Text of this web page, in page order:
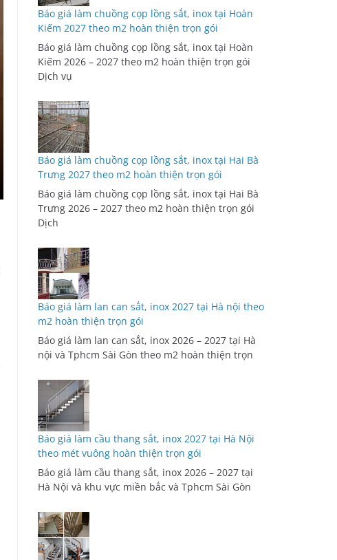
Báo giá làm chuồng cọp lồng sắt, inox tại Hoàn
Kiếm 2027 theo m2 hoàn thiện trọn gói
Báo giá làm chuồng cọp lồng sắt, inox tại Hoàn
Kiếm 2026 – 2027 theo m2 hoàn thiện trọn gói
Dịch vụ
Báo giá làm chuồng cọp lồng sắt, inox tại Hai Bà
Trưng 2027 theo m2 hoàn thiện trọn gói
Báo giá làm chuồng cọp lồng sắt, inox tại Hai Bà
Trưng 2026 – 2027 theo m2 hoàn thiện trọn gói
Dịch
Báo giá làm lan can sắt, inox 2027 tại Hà nội theo
m2 hoàn thiện trọn gói
Báo giá làm lan can sắt, inox 2026 – 2027 tại Hà
nội và Tphcm Sài Gòn theo m2 hoàn thiện trọn
Báo giá làm cầu thang sắt, inox 2027 tại Hà Nội
theo mét vuông hoàn thiện trọn gói
Báo giá làm cầu thang sắt, inox 2026 – 2027 tại
Hà Nội và khu vực miền bắc và Tphcm Sài Gòn